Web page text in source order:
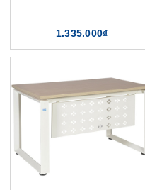
1.335.000₫